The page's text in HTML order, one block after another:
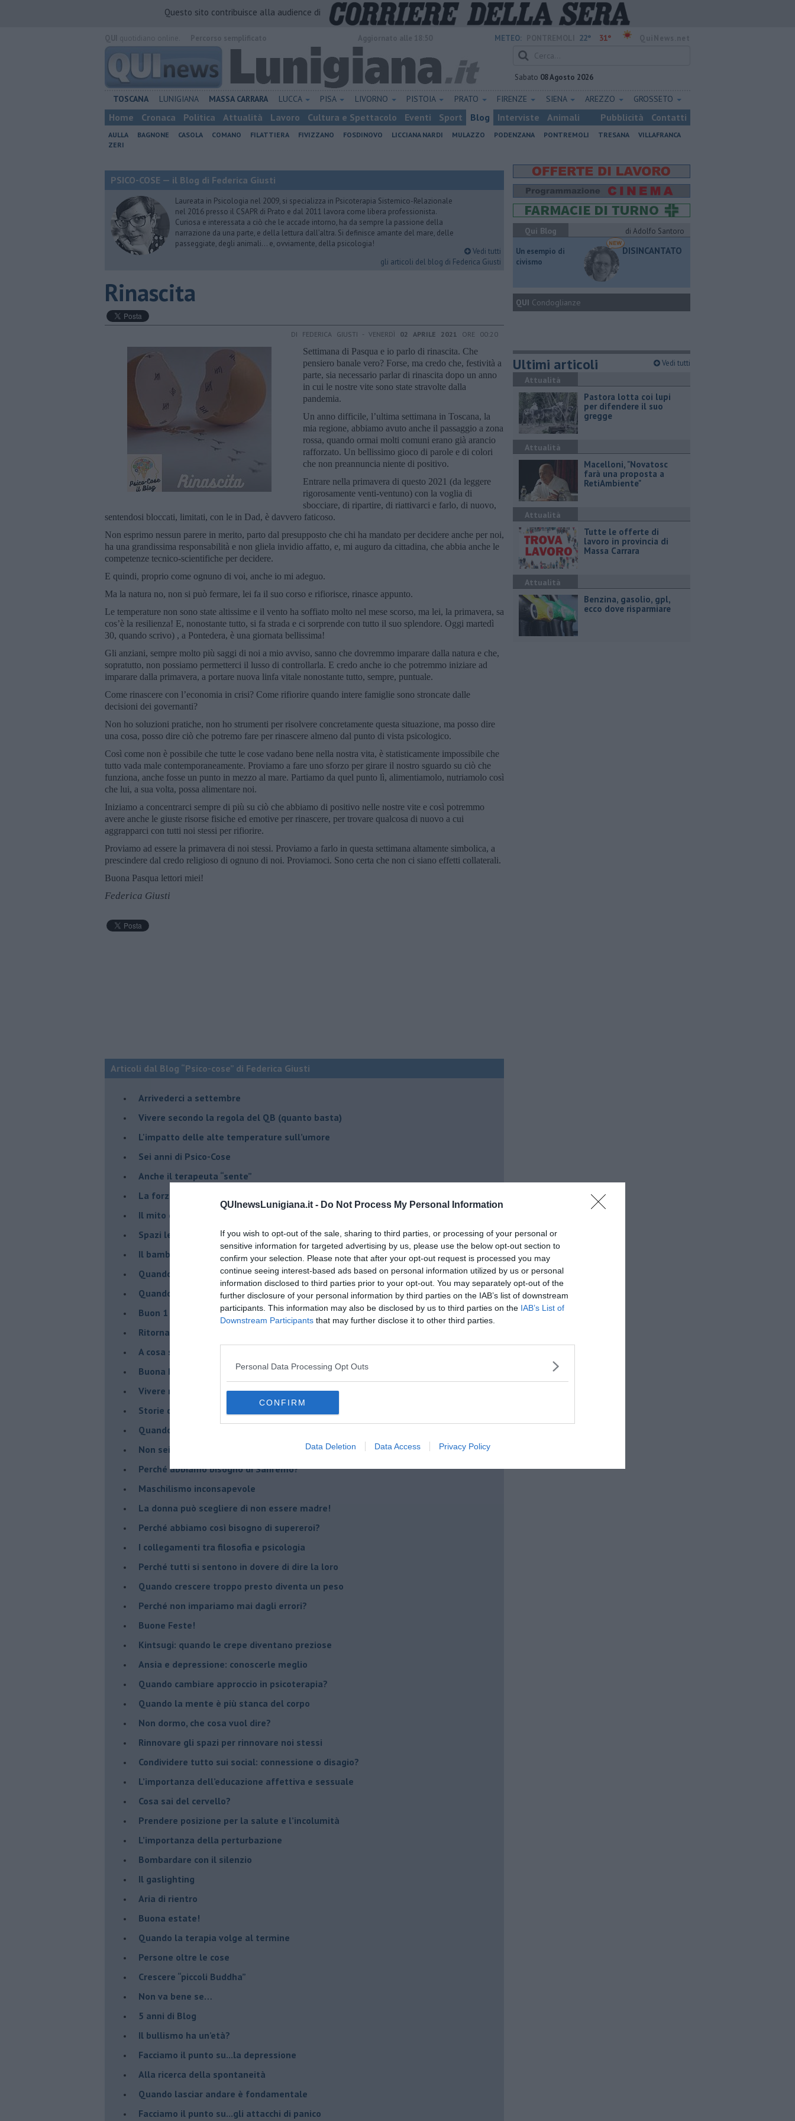
QUInewsLunigiana.it - Do Not Process My Personal Information
If you wish to opt-out of the sale, sharing to third parties, or processing of your personal or
sensitive information for targeted advertising by us, please use the below opt-out section to
confirm your selection. Please note that after your opt-out request is processed you may
continue seeing interest-based ads based on personal information utilized by us or personal
information disclosed to third parties prior to your opt-out. You may separately opt-out of the
further disclosure of your personal information by third parties on the IAB’s list of downstream
participants. This information may also be disclosed by us to third parties on the IAB’s List of
Downstream Participants that may further disclose it to other third parties.
Personal Data Processing Opt Outs
CONFIRM
Data Deletion Data Access Privacy Policy
Questo sito contribuisce alla audience di
METEO: 22° 31°
Sabato 08 Agosto 2026
TOSCANA LUNIGIANA MASSA CARRARA LUCCA PISA LIVORNO PISTOIA PRATO FIRENZE SIENA AREZZO GROSSETO
Home Cronaca Politica Attualità Lavoro Cultura e Spettacolo Eventi Sport Blog Interviste Animali Pubblicità Contatti
AULLA BAGNONE CASOLA COMANO FILATTIERA FIVIZZANO FOSDINOVO LICCIANA NARDI MULAZZO PODENZANA PONTREMOLI TRESANA
VILLAFRANCA
ZERI
PSICO-COSE — il Blog di Federica Giusti
Laureata in Psicologia nel 2009, si specializza in Psicoterapia Sistemico-Relazionale
nel 2016 presso il CSAPR di Prato e dal 2011 lavora come libera professionista.
Curiosa e interessata a ciò che le accade intorno, ha da sempre la passione della
narrazione da una parte, e della lettura dall’altra. Si definisce amante del mare, delle
passeggiate, degli animali… e, ovviamente, della psicologia!
Vedi tutti
gli articoli del blog di Federica Giusti
Rinascita
DI FEDERICA GIUSTI - VENERDÌ 02 APRILE 2021 ORE 00:20
Settimana di Pasqua e io parlo di rinascita. Che
pensiero banale vero? Forse, ma credo che, festività a
parte, sia necessario parlar di rinascita dopo un anno
in cui le nostre vite sono state stravolte dalla
pandemia.
Un anno difficile, l’ultima settimana in Toscana, la
mia regione, abbiamo avuto anche il passaggio a zona
rossa, quando ormai molti comuni erano già arancio
rafforzato. Un bellissimo gioco di parole e di colori
che non preannuncia niente di positivo.
Entrare nella primavera di questo 2021 (da leggere
rigorosamente venti-ventuno) con la voglia di
sbocciare, di ripartire, di riattivarci e farlo, di nuovo,
sentendosi bloccati, limitati, con le in Dad, è davvero faticoso.
Non esprimo nessun parere in merito, parto dal presupposto che chi ha mandato per decidere anche per noi,
ha una grandissima responsabilità e non gliela invidio affatto, e, mi auguro da cittadina, che abbia anche le
competenze tecnico-scientifiche per decidere.
E quindi, proprio come ognuno di voi, anche io mi adeguo.
Ma la natura no, non si può fermare, lei fa il suo corso e rifiorisce, rinasce appunto.
Le temperature non sono state altissime e il vento ha soffiato molto nel mese scorso, ma lei, la primavera, sa
cos’è la resilienza! E, nonostante tutto, si fa strada e ci sorprende con tutto il suo splendore. Oggi martedì
30, quando scrivo) , a Pontedera, è una giornata bellissima!
Gli anziani, sempre molto più saggi di noi a mio avviso, sanno che dovremmo imparare dalla natura e che,
sopratutto, non possiamo permetterci il lusso di controllarla. E credo anche io che potremmo iniziare ad
imparare dalla primavera, a portare nuova linfa vitale nonostante tutto, sempre, puntuale.
Come rinascere con l’economia in crisi? Come rifiorire quando intere famiglie sono stroncate dalle
decisioni dei governanti?
Non ho soluzioni pratiche, non ho strumenti per risolvere concretamente questa situazione, ma posso dire
una cosa, posso dire ciò che potremo fare per rinascere almeno dal punto di vista psicologico.
Così come non è possibile che tutte le cose vadano bene nella nostra vita, è statisticamente impossibile che
tutto vada male contemporaneamente. Proviamo a fare uno sforzo per girare il nostro sguardo su ciò che
funziona, anche fosse un punto in mezzo al mare. Partiamo da quel punto lì, alimentiamolo, nutriamolo così
che lui, a sua volta, possa alimentare noi.
Iniziamo a concentrarci sempre di più su ciò che abbiamo di positivo nelle nostre vite e così potremmo
avere anche le giuste risorse fisiche ed emotive per rinascere, per trovare qualcosa di nuovo a cui
aggrapparci con tutti noi stessi per rifiorire.
Proviamo ad essere la primavera di noi stessi. Proviamo a farlo in questa settimana altamente simbolica, a
prescindere dal credo religioso di ognuno di noi. Proviamoci. Sono certa che non ci siano effetti collaterali.
Buona Pasqua lettori miei!
Federica Giusti
Articoli dal Blog “Psico-cose” di Federica Giusti
​Arrivederci a settembre
​Vivere secondo la regola del QB (quanto basta)
​L'impatto delle alte temperature sull’umore
Sei anni di Psico-Cose
​Anche il terapeuta “sente”
​La forza silenziosa dell'impegno
​Il mito della madre leonessa
Spazi leggeri per tempi complessi
Il bambino, il marshmallow e il tempo
​Quando cambia il nome di una sindrome
​Quando il terapeuta torna a casa
​Buon 1 Maggio!
Ritornare indietro di vent’anni
​A cosa serve davvero la psicoterapia
​Buona Pasqua e … buona rinascita!
​Vivere nell’incertezza
​Storie di rinascita: i Take That
​Quando la rigidità del terapeuta è fondamentale
​Non sei indietro, stai seguendo il tuo tempo
​Perché abbiamo bisogno di Sanremo?
​Maschilismo inconsapevole
​La donna può scegliere di non essere madre!
​Perché abbiamo così bisogno di supereroi?
​I collegamenti tra filosofia e psicologia
​Perché tutti si sentono in dovere di dire la loro
​Quando crescere troppo presto diventa un peso
​Perché non impariamo mai dagli errori?
​Buone Feste!
​Kintsugi: quando le crepe diventano preziose
Ansia e depressione: conoscerle meglio
Quando cambiare approccio in psicoterapia?
​Quando la mente è più stanca del corpo
Non dormo, che cosa vuol dire?
​Rinnovare gli spazi per rinnovare noi stessi
​Condividere tutto sui social: connessione o disagio?
​L’importanza dell’educazione affettiva e sessuale
​Cosa sai del cervello?
Prendere posizione per la salute e l’incolumità
L’importanza della perturbazione
​Bombardare con il silenzio
Il gaslighting
Aria di rientro
Buona estate!
​Quando la terapia volge al termine
​Persone oltre le cose
​Crescere “piccoli Buddha”
Non va bene se…
​5 anni di Blog
​Il bullismo ha un’età?
Facciamo il punto su...la depressione
​Alla ricerca della spontaneità
​Quando lasciar andare è fondamentale
Facciamo il punto su...gli attacchi di panico
Qui Blog
di Adolfo Santoro
​Un esempio di
civismo
DISINCANTATO
QUI Condoglianze
Ultimi articoli Vedi tutti
Attualità
Pastora lotta coi lupi
per difendere il suo
gregge
Attualità
Macelloni, "Novatosc
farà una proposta a
RetiAmbiente"
Attualità
​Tutte le offerte di
lavoro in provincia di
Massa Carrara
Attualità
​Benzina, gasolio, gpl,
ecco dove risparmiare